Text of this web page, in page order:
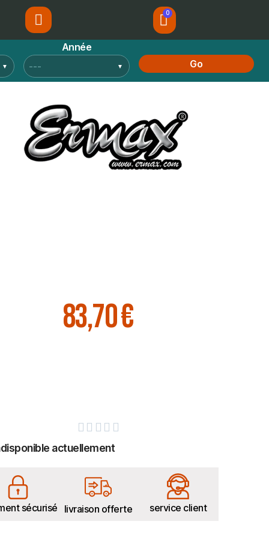
Année
Go
83,70 €
    
actuellement
sécurisé livraison offerte service client